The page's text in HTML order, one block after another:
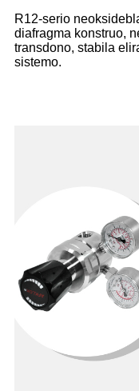
R12-serio
diafragma konstruo,
transdono, stabila
sistemo.